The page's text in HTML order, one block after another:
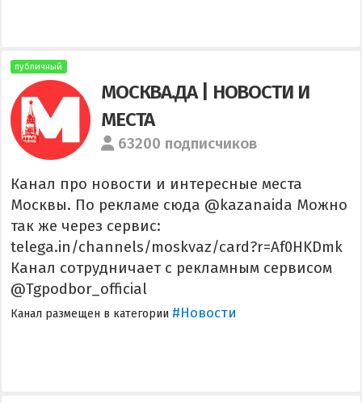
публичный
МОСКВА.ДА | НОВОСТИ И
МЕСТА
63200 подписчиков
Канал про новости и интересные места
Москвы. По рекламе сюда @kazanaida Можно
так же через сервис:
telega.in/channels/moskvaz/card?r=Af0HKDmk
Канал сотрудничает с рекламным сервисом
@Tgpodbor_official
Канал размещен в категории #Новости